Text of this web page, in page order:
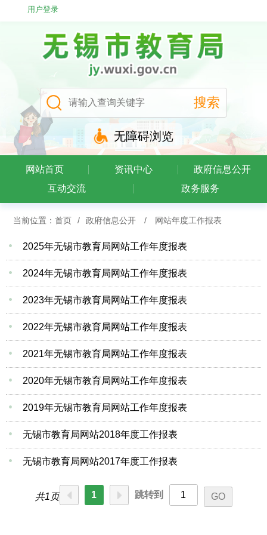
用户登录
无障碍浏览
网站首页 资讯中心
政府信息公开
互动交流
政务服务
当前位置： 首页 / 政府信息公开 / 网站年度工作报表
2025年无锡市教育局网站工作年度报表
2024年无锡市教育局网站工作年度报表
2023年无锡市教育局网站工作年度报表
2022年无锡市教育局网站工作年度报表
2021年无锡市教育局网站工作年度报表
2020年无锡市教育局网站工作年度报表
2019年无锡市教育局网站工作年度报表
无锡市教育局网站2018年度工作报表
无锡市教育局网站2017年度工作报表
共1页 1 跳转到